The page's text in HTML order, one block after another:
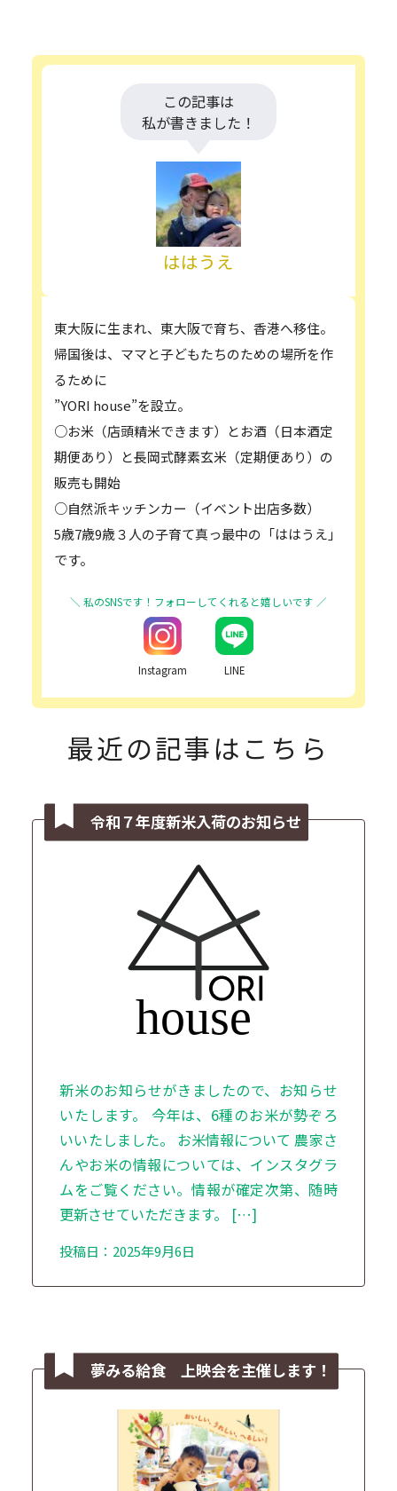
この記事は
私が書きました！
ははうえ
東大阪に生まれ、東大阪で育ち、香港へ移住。
帰国後は、ママと子どもたちのための場所を作
るために
”YORI house”を設立。
○お米（店頭精米できます）とお酒（日本酒定
期便あり）と長岡式酵素玄米（定期便あり）の
販売も開始
○自然派キッチンカー（イベント出店多数）
5歳7歳9歳３人の子育て真っ最中の「ははうえ」
です。
Instagram LINE
最近の記事はこちら
令和７年度新米入荷のお知らせ
新米のお知らせがきましたので、お知らせ
いたします。 今年は、6種のお米が勢ぞろ
いいたしました。 お米情報について 農家さ
んやお米の情報については、インスタグラ
ムをご覧ください。情報が確定次第、随時
更新させていただきます。 […]
投稿日：2025年9月6日
夢みる給食 上映会を主催します！